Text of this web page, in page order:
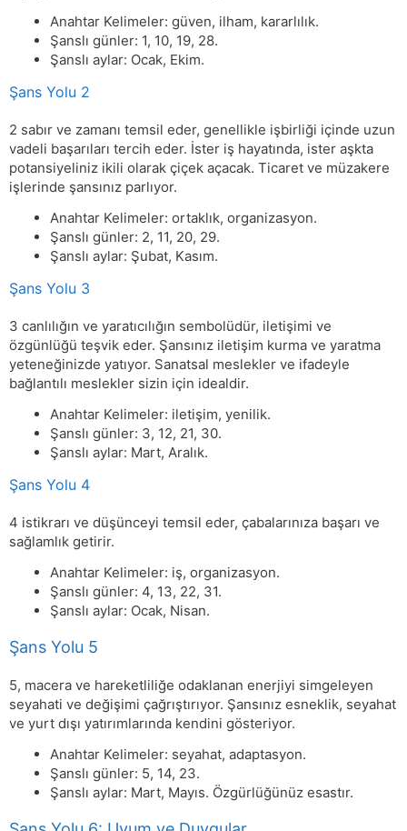
Anahtar Kelimeler: güven, ilham, kararlılık.
Şanslı günler: 1, 10, 19, 28.
Şanslı aylar: Ocak, Ekim.
Şans Yolu 2
2 sabır ve zamanı temsil eder, genellikle işbirliği içinde uzun
vadeli başarıları tercih eder. İster iş hayatında, ister aşkta
potansiyeliniz ikili olarak çiçek açacak. Ticaret ve müzakere
işlerinde şansınız parlıyor.
Anahtar Kelimeler: ortaklık, organizasyon.
Şanslı günler: 2, 11, 20, 29.
Şanslı aylar: Şubat, Kasım.
Şans Yolu 3
3 canlılığın ve yaratıcılığın sembolüdür, iletişimi ve
özgünlüğü teşvik eder. Şansınız iletişim kurma ve yaratma
yeteneğinizde yatıyor. Sanatsal meslekler ve ifadeyle
bağlantılı meslekler sizin için idealdir.
Anahtar Kelimeler: iletişim, yenilik.
Şanslı günler: 3, 12, 21, 30.
Şanslı aylar: Mart, Aralık.
Şans Yolu 4
4 istikrarı ve düşünceyi temsil eder, çabalarınıza başarı ve
sağlamlık getirir.
Anahtar Kelimeler: iş, organizasyon.
Şanslı günler: 4, 13, 22, 31.
Şanslı aylar: Ocak, Nisan.
Şans Yolu 5
5, macera ve hareketliliğe odaklanan enerjiyi simgeleyen
seyahati ve değişimi çağrıştırıyor. Şansınız esneklik, seyahat
ve yurt dışı yatırımlarında kendini gösteriyor.
Anahtar Kelimeler: seyahat, adaptasyon.
Şanslı günler: 5, 14, 23.
Şanslı aylar: Mart, Mayıs. Özgürlüğünüz esastır.